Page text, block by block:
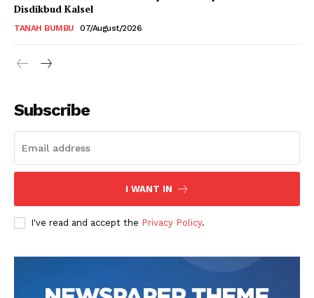
Disdikbud Kalsel
TANAH BUMBU 07/August/2026
Subscribe
I WANT IN
I've read and accept the Privacy Policy.